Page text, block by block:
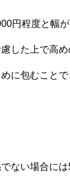
円程度と幅が
した上で高
に包むこと
ない場合に